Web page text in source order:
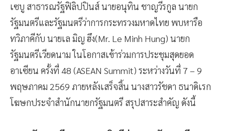
เซบู สาธารณรัฐฟิลิปปินส์ นายอนุทิน ชาญวีรกูล นายก
รัฐมนตรีและรัฐมนตรีว่าการกระทรวงมหาดไทย พบหารือ
ทวิภาคีกับ นายเล มิญ ฮึง(Mr. Le Minh Hung) นายก
รัฐมนตรีเวียดนาม ในโอกาสเข้าร่วมการประชุมสุดยอด
อาเซียน ครั้งที่ 48 (ASEAN Summit) ระหว่างวันที่ 7 – 9
พฤษภาคม 2569 ภายหลังเสร็จสิ้น นางสาวรัชดา ธนาดิเรก
โฆษกประจำสำนักนายกรัฐมนตรี สรุปสาระสำคัญ ดังนี้